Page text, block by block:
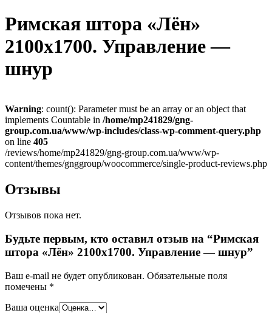
Римская штора «Лён»
2100х1700. Управление —
шнур
Warning: count(): Parameter must be an array or an object that
implements Countable in /home/mp241829/gng-
group.com.ua/www/wp-includes/class-wp-comment-query.php
on line 405
/reviews/home/mp241829/gng-group.com.ua/www/wp-
content/themes/gnggroup/woocommerce/single-product-reviews.php
Отзывы
Отзывов пока нет.
Будьте первым, кто оставил отзыв на “Римская
штора «Лён» 2100х1700. Управление — шнур”
Ваш e-mail не будет опубликован. Обязательные поля
помечены *
Ваша оценка